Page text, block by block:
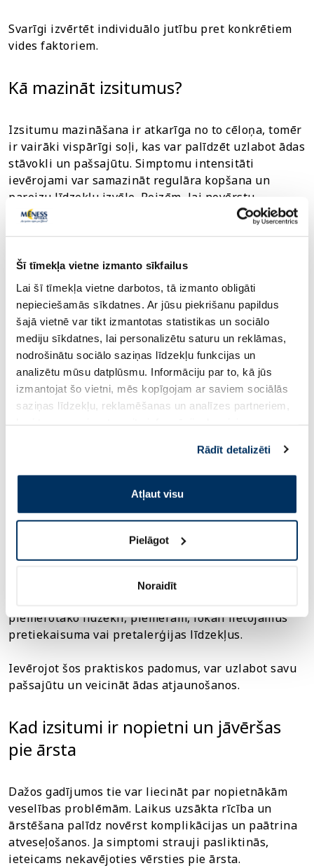
Šī tīmekļa vietne izmanto sīkfailus
Lai šī tīmekļa vietne darbotos, tā izmanto obligāti
nepieciešamās sīkdatnes. Ar jūsu piekrišanu papildus
šajā vietnē var tikt izmantotas statistikas un sociālo
mediju sīkdatnes, lai personalizētu saturu un reklāmas,
nodrošinātu sociālo saziņas līdzekļu funkcijas un
analizētu mūsu datplūsmu. Informāciju par to, kā jūs
izmantojat šo vietni, mēs kopīgojam ar saviem sociālās
saziņas līdzekļu, reklamēšanas un analīzes partneriem,
pakalpojumus. Ja piekrītat šo papildu sīkdatņu
izmantošanai, lūdzu, atzīmējiet savu izvēli:
Rādīt detalizēti
Atļaut visu
Pielāgot
Noraidīt
Svarīgi izvērtēt individuālo jutību pret konkrētiem
vides faktoriem.
Kā mazināt izsitumus?
Izsitumu mazināšana ir atkarīga no to cēloņa, tomēr
ir vairāki vispārīgi soļi, kas var palīdzēt uzlabot ādas
stāvokli un pašsajūtu. Simptomu intensitāti
ievērojami var samazināt regulāra kopšana un
pareizu līdzekļu izvēle. Reizēm, lai novērstu
izsitumu atkārtošanos, nepieciešamas izmaiņas
Lietomitrinošus krēmusun ziedes, kas pieejamas
aptiekas piedāvājumā un palīdz atjaunot ādas
barjeru.Tie palīdz samazināt sausumu un
kairinājumu.
Pret niezi var palīdzēt antihistamīna tabletes
un
lokāli lietojami krēmi, kas mazina kairinājumu. Šie
līdzekļi īpaši var noderēt alerģisku reakciju
situācijās.
nomierināt ādu, mazināt apsārtumu un
Izvairies no kairinātājiem, kas izraisa nevēlamas
reakcijas, piemēram, agresīvām ziepēm vai
sintētiska apģērba. Atsakoties no šiem
provocējošajiem faktoriem, iespējams samazināt
piemērotāko līdzekli, piemēram, lokāli lietojamus
pretiekaisuma vai pretalerģijas līdzekļus.
Ievērojot šos praktiskos padomus, var uzlabot savu
pašsajūtu un veicināt ādas atjaunošanos.
Kad izsitumi ir nopietni un jāvēršas
pie ārsta
Dažos gadījumos tie var liecināt par nopietnākām
veselības problēmām. Laikus uzsākta rīcība un
ārstēšana palīdz novērst komplikācijas un paātrina
atveseļošanos. Ja simptomi strauji pasliktinās,
ieteicams nekavējoties vērsties pie ārsta.